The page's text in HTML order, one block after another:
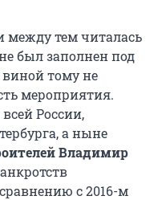
между тем читалась
был заполнен под
виной тому не
мероприятия.
России,
а ныне
Владимир
с 2016-м